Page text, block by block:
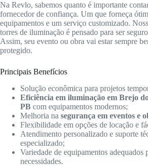
Na Revlo, sabemos quanto é importante
fornecedor de confiança. Um que forneça
equipamentos e um serviço customizado.
torres de iluminação é pensado para ser
Assim, seu evento ou obra vai estar sempre
protegido.
Principais Benefícios
Solução econômica para projetos
Eficiência em iluminação em Brejo
PB com equipamentos modernos;
Melhoria na segurança em eventos e
Flexibilidade em opções de locação e
Atendimento personalizado e suporte
especializado;
Variedade de equipamentos adequados
necessidades.